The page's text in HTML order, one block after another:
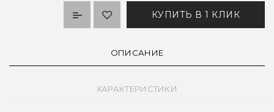
КУПИТЬ В 1 КЛИК
ОПИСАНИЕ
ХАРАКТЕРИСТИКИ